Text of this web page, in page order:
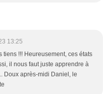
13:25
tiens !!! Heureusement, ces états
il nous faut juste apprendre à
Doux après-midi Daniel, le